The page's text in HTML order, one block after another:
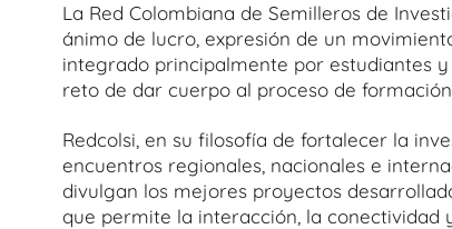
La Red Colombiana de Semilleros de
ánimo de lucro, expresión de un
integrado principalmente por estudiantes
reto de dar cuerpo al proceso de
Redcolsi, en su filosofía de fortalecer la
encuentros regionales, nacionales e
divulgan los mejores proyectos
que permite la interacción, la